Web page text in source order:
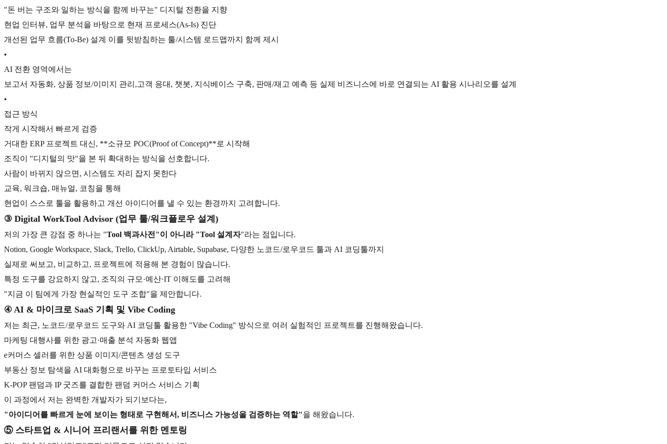
"돈 버는 구조와 일하는 방식을 함께 바꾸는" 디지털 전환을 지향
현업 인터뷰, 업무 분석을 바탕으로 현재 프로세스(As-Is) 진단
개선된 업무 흐름(To-Be) 설계 이를 뒷받침하는 툴/시스템 로드맵까지 함께 제시
•
AI 전환 영역에서는
보고서 자동화, 상품 정보/이미지 관리,고객 응대, 챗봇, 지식베이스 구축, 판매/재고 예측 등 실제 비즈니스에 바로 연결되는 AI 활용 시나리오를 설계
•
접근 방식
작게 시작해서 빠르게 검증
거대한 ERP 프로젝트 대신, **소규모 POC(Proof of Concept)**로 시작해
조직이 "디지털의 맛"을 본 뒤 확대하는 방식을 선호합니다.
사람이 바뀌지 않으면, 시스템도 자리 잡지 못한다
교육, 워크숍, 매뉴얼, 코칭을 통해
현업이 스스로 툴을 활용하고 개선 아이디어를 낼 수 있는 환경까지 고려합니다.
③ Digital WorkTool Advisor (업무 툴/워크플로우 설계)
저의 가장 큰 강점 중 하나는 "Tool 백과사전"이 아니라 "Tool 설계자"라는 점입니다.
Notion, Google Workspace, Slack, Trello, ClickUp, Airtable, Supabase, 다양한 노코드/로우코드 툴과 AI 코딩툴까지
실제로 써보고, 비교하고, 프로젝트에 적용해 본 경험이 많습니다.
특정 도구를 강요하지 않고, 조직의 규모·예산·IT 이해도를 고려해
"지금 이 팀에게 가장 현실적인 도구 조합"을 제안합니다.
④ AI & 마이크로 SaaS 기획 및 Vibe Coding
저는 최근, 노코드/로우코드 도구와 AI 코딩툴 활용한 "Vibe Coding" 방식으로 여러 실험적인 프로젝트를 진행해왔습니다.
마케팅 대행사를 위한 광고·매출 분석 자동화 웹앱
e커머스 셀러를 위한 상품 이미지/콘텐츠 생성 도구
부동산 정보 탐색을 AI 대화형으로 바꾸는 프로토타입 서비스
K-POP 팬덤과 IP 굿즈를 결합한 팬덤 커머스 서비스 기획
이 과정에서 저는 완벽한 개발자가 되기보다는,
"아이디어를 빠르게 눈에 보이는 형태로 구현해서, 비즈니스 가능성을 검증하는 역할"을 해왔습니다.
⑤ 스타트업 & 시니어 프리랜서를 위한 멘토링